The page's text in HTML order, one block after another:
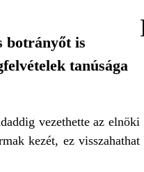
botrányőt is
tanúsága
vezethette az elnöki
kezét, ez visszahathat